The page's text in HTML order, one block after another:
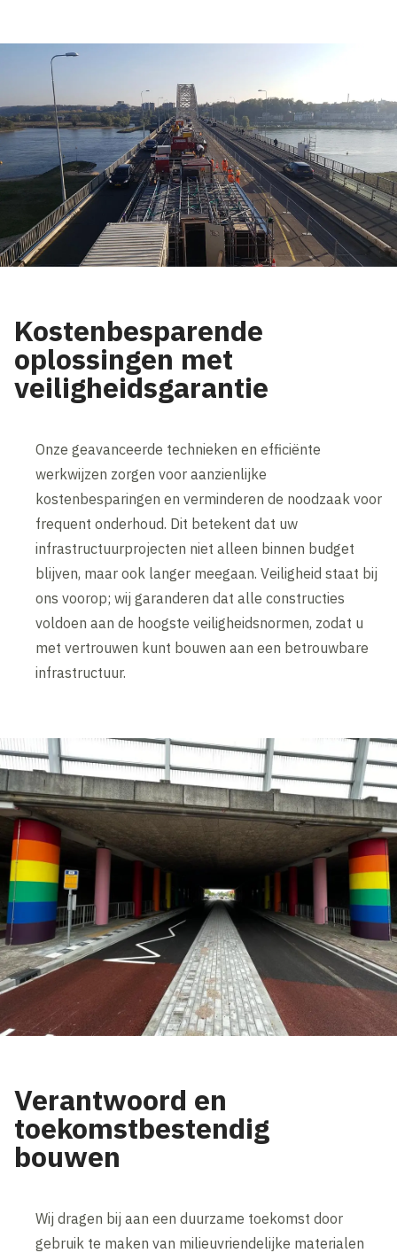
Kostenbesparende
oplossingen met
veiligheidsgarantie
Onze geavanceerde technieken en efficiënte
werkwijzen zorgen voor aanzienlijke
kostenbesparingen en verminderen de noodzaak voor
frequent onderhoud. Dit betekent dat uw
infrastructuurprojecten niet alleen binnen budget
blijven, maar ook langer meegaan. Veiligheid staat bij
ons voorop; wij garanderen dat alle constructies
voldoen aan de hoogste veiligheidsnormen, zodat u
met vertrouwen kunt bouwen aan een betrouwbare
infrastructuur.
Verantwoord en
toekomstbestendig
bouwen
Wij dragen bij aan een duurzame toekomst door
gebruik te maken van milieuvriendelijke materialen